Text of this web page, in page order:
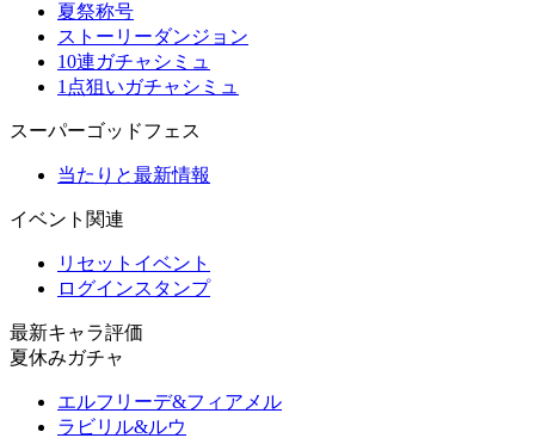
夏祭称号
ストーリーダンジョン
10連ガチャシミュ
1点狙いガチャシミュ
スーパーゴッドフェス
当たりと最新情報
イベント関連
リセットイベント
ログインスタンプ
最新キャラ評価
夏休みガチャ
エルフリーデ&フィアメル
ラビリル&ルウ